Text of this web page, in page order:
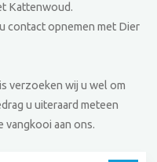
Kattenwoud.
contact opnemen met Dier
verzoeken wij u wel om
u uiteraard meteen
vangkooi aan ons.